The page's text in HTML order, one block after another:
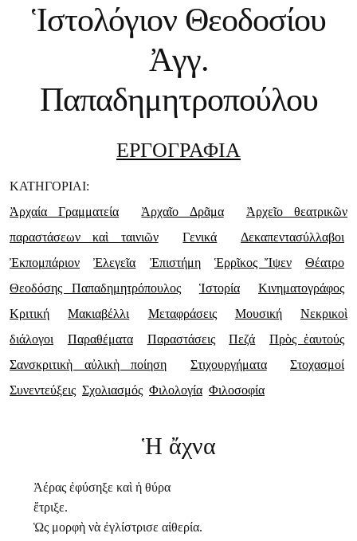
Ἱστολόγιον Θεοδοσίου
Ἀγγ.
Παπαδημητροπούλου
ΕΡΓΟΓΡΑΦΙΑ
ΚΑΤΗΓΟΡΙΑΙ:
Ἀρχαία Γραμματεία
Ἀρχαῖο Δρᾶμα
Ἀρχεῖο θεατρικῶν
παραστάσεων καὶ ταινιῶν
Γενικά
Δεκαπεντασύλλαβοι
Ἐκπομπάριον
Ἐλεγεῖα Ἐπιστήμη Ἑρρῖκος Ἴψεν
Θέατρο
Θεοδόσης Παπαδημητρόπουλος
Ἱστορία
Κινηματογράφος
Κριτική
Μακιαβέλλι Μεταφράσεις Μουσική
Νεκρικοὶ
διάλογοι
Παραθέματα Παραστάσεις Πεζά
Πρὸς ἑαυτούς
Σανσκριτικὴ αὐλικὴ ποίηση
Στιχουργήματα
Στοχασμοί
Συνεντεύξεις Σχολιασμός Φιλολογία Φιλοσοφία
Ἡ ἄχνα
Ἀέρας ἐφύσηξε καὶ ἡ θύρα
ἔτριξε.
Ὡς μορφὴ νὰ ἐγλίστρισε αἰθερία.